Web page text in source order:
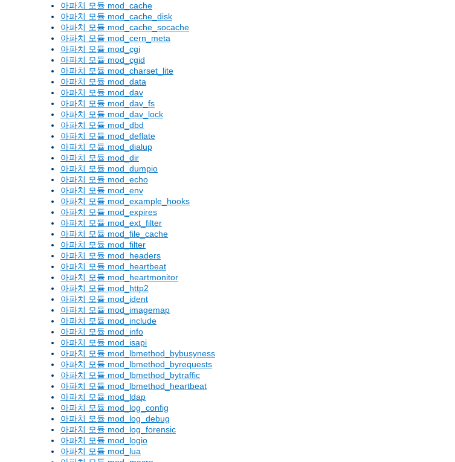
아파치 모듈 mod_cache
아파치 모듈 mod_cache_disk
아파치 모듈 mod_cache_socache
아파치 모듈 mod_cern_meta
아파치 모듈 mod_cgi
아파치 모듈 mod_cgid
아파치 모듈 mod_charset_lite
아파치 모듈 mod_data
아파치 모듈 mod_dav
아파치 모듈 mod_dav_fs
아파치 모듈 mod_dav_lock
아파치 모듈 mod_dbd
아파치 모듈 mod_deflate
아파치 모듈 mod_dialup
아파치 모듈 mod_dir
아파치 모듈 mod_dumpio
아파치 모듈 mod_echo
아파치 모듈 mod_env
아파치 모듈 mod_example_hooks
아파치 모듈 mod_expires
아파치 모듈 mod_ext_filter
아파치 모듈 mod_file_cache
아파치 모듈 mod_filter
아파치 모듈 mod_headers
아파치 모듈 mod_heartbeat
아파치 모듈 mod_heartmonitor
아파치 모듈 mod_http2
아파치 모듈 mod_ident
아파치 모듈 mod_imagemap
아파치 모듈 mod_include
아파치 모듈 mod_info
아파치 모듈 mod_isapi
아파치 모듈 mod_lbmethod_bybusyness
아파치 모듈 mod_lbmethod_byrequests
아파치 모듈 mod_lbmethod_bytraffic
아파치 모듈 mod_lbmethod_heartbeat
아파치 모듈 mod_ldap
아파치 모듈 mod_log_config
아파치 모듈 mod_log_debug
아파치 모듈 mod_log_forensic
아파치 모듈 mod_logio
아파치 모듈 mod_lua